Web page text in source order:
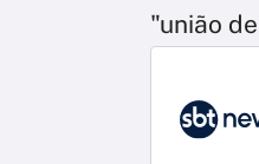
"união